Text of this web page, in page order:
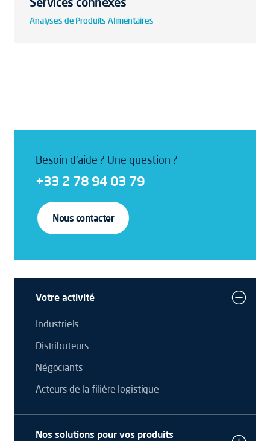
Analyses de Produits Alimentaires
Besoin d'aide ? Une question ?
+33 2 78 94 03 79
Nous contacter
Votre activité
Industriels
Distributeurs
Négociants
Acteurs de la filière logistique
Nos solutions pour vos produits